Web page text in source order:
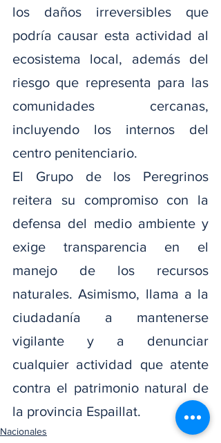
los daños irreversibles que
podría causar esta actividad al
ecosistema local, además del
riesgo que representa para las
comunidades cercanas,
incluyendo los internos del
centro penitenciario.
El Grupo de los Peregrinos
reitera su compromiso con la
defensa del medio ambiente y
exige transparencia en el
manejo de los recursos
naturales. Asimismo, llama a la
ciudadanía a mantenerse
vigilante y a denunciar
cualquier actividad que atente
contra el patrimonio natural de
la provincia Espaillat.
Nacionales